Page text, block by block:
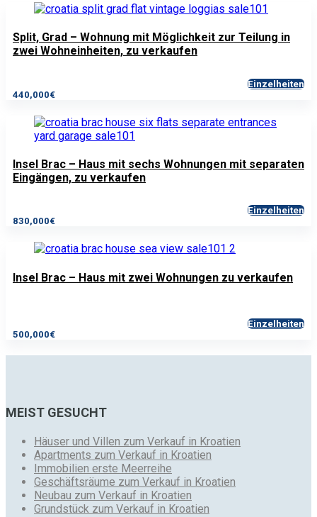
Split, Grad – Wohnung mit Möglichkeit zur Teilung in
zwei Wohneinheiten, zu verkaufen
440,000€
Einzelheiten
Insel Brac – Haus mit sechs Wohnungen mit separaten
Eingängen, zu verkaufen
830,000€
Einzelheiten
Insel Brac – Haus mit zwei Wohnungen zu verkaufen
500,000€
Einzelheiten
MEIST GESUCHT
Häuser und Villen zum Verkauf in Kroatien
Apartments zum Verkauf in Kroatien
Immobilien erste Meerreihe
Geschäftsräume zum Verkauf in Kroatien
Neubau zum Verkauf in Kroatien
Grundstück zum Verkauf in Kroatien